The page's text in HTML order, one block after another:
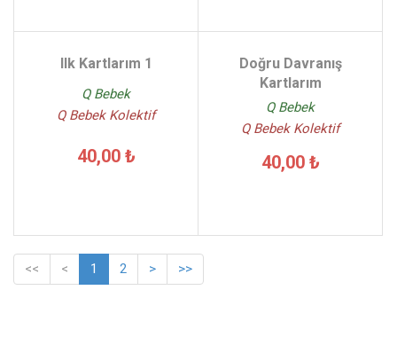
Ilk Kartlarım 1
Q Bebek
Q Bebek Kolektif
40,00 ₺
Doğru Davranış
Kartlarım
Q Bebek
Q Bebek Kolektif
40,00 ₺
<< < 1 2 > >>